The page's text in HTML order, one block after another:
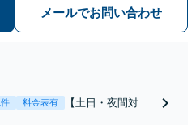
の種類を問わず相談可。可能な限り
早期対応で駆けつけサポート【労
メールでお問い合わせ
料金表有
【土日・夜間対応